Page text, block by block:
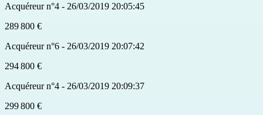
Acquéreur n°4 - 26/03/2019 20:05:45
289 800 €
Acquéreur n°6 - 26/03/2019 20:07:42
294 800 €
Acquéreur n°4 - 26/03/2019 20:09:37
299 800 €